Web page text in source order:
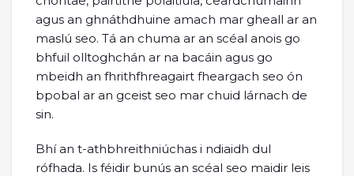
agus an ghnáthdhuine amach mar gheall ar an
maslú seo. Tá an chuma ar an scéal anois go
bhfuil olltoghchán ar na bacáin agus go
mbeidh an fhrithfhreagairt fheargach seo ón
bpobal ar an gceist seo mar chuid lárnach de
sin.
Bhí an t-athbhreithniúchas i ndiaidh dul
rófhada. Is féidir bunús an scéal seo maidir leis